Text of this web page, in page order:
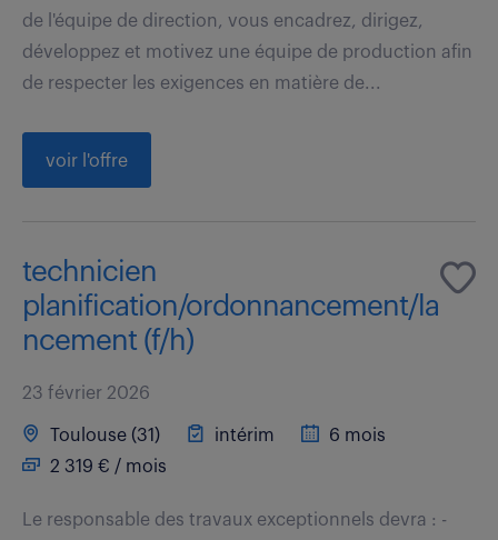
de l'équipe de direction, vous encadrez, dirigez,
développez et motivez une équipe de production afin
de respecter les exigences en matière de...
voir l'offre
technicien
planification/ordonnancement/la
ncement (f/h)
23 février 2026
Toulouse (31) intérim
6 mois
2 319 € / mois
Le responsable des travaux exceptionnels devra : -